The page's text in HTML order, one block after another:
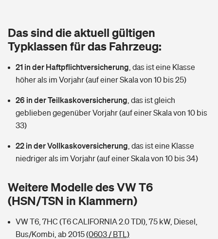
Tools
Wer versichert was: Jetzt Versicherer finden
Sie haben Fragen?
Glasversicherung
Mietkautionsversicherung
Restkreditversicherung
Hochwasser-Check: Wie gefährdet ist Ihr Haus?
Wer versichert was: Jetzt Versicherer finden
Kinderunfall­ver­si­che­rung
Kinderinvalidität
Reiseversicherung
Hundehalter-Haftpflicht
Private Cyberversicherung
Musikinstrumentenversicherung
Dread-Disease-Versicherung
Tierkrankenversicherung
Tools
Wer versichert was: Jetzt Versicherer finden
Sie haben Fragen?
Rentenrechner: Wie viel Geld bekomme ich im Alter?
Das sind die aktuell gültigen
Typklassen für das Fahrzeug:
21 in der Haftpflichtversicherung das ist eine Klasse
höher als im Vorjahr (auf einer Skala von 10 bis 25)
26 in der Teilkaskoversicherung das ist gleich
geblieben gegenüber Vorjahr (auf einer Skala von 10 bis
33)
22 in der Vollkaskoversicherung das ist eine Klasse
niedriger als im Vorjahr (auf einer Skala von 10 bis 34)
Weitere Modelle des VW T6
(HSN/TSN in Klammern)
VW T6, 7HC (T6 CALIFORNIA 2.0 TDI), 75 kW, Diesel,
Bus/Kombi, ab 2015(0603 / BTL)